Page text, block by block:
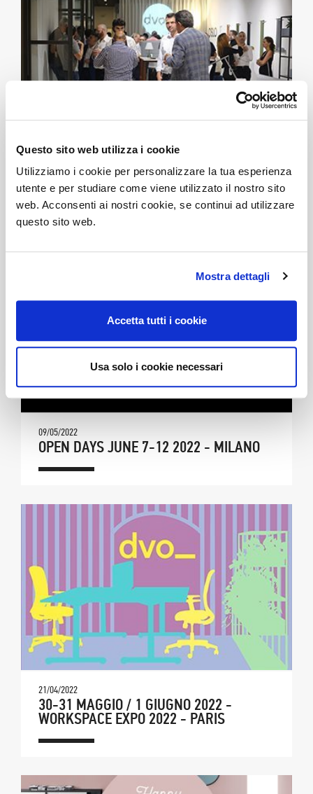
Questo sito web utilizza i cookie
Utilizziamo i cookie per personalizzare la tua esperienza
utente e per studiare come viene utilizzato il nostro sito
web. Acconsenti ai nostri cookie, se continui ad utilizzare
questo sito web.
Mostra dettagli
Accetta tutti i cookie
Usa solo i cookie necessari
13/06/2022
THANK YOU ALL!
09/05/2022
OPEN DAYS JUNE 7-12 2022 - MILANO
21/04/2022
30-31 MAGGIO / 1 GIUGNO 2022 -
WORKSPACE EXPO 2022 - PARIS